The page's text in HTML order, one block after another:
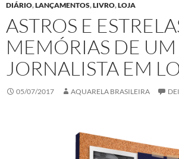
DIÁRIO,LANÇAMENTOS,LIVRO,LOJA
ASTROS E
MEMÓRIAS DE
JORNALISTA EM
05/07/2017 AQUARELA BRASILEIRA